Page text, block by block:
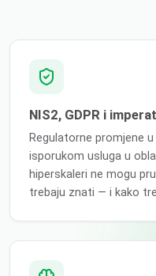
NIS2, GDPR i
Regulatorne promjene
isporukom usluga u
hiperskaleri ne mogu
trebaju znati — i kako